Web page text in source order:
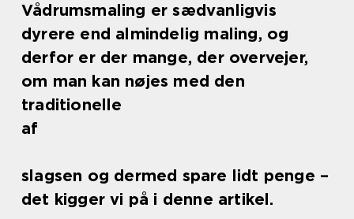
Vådrumsmaling er sædvanligvis
dyrere end almindelig maling, og
derfor er der mange, der overvejer,
om man kan nøjes med den
traditionelle
af
slagsen og dermed spare lidt penge –
det kigger vi på i denne artikel.